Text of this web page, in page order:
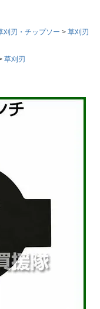
刈刃・チップソー
草刈刃
草刈刃